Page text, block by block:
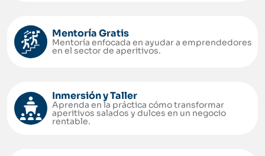
Mentoría Gratis
Mentoría enfocada en ayudar a emprendedores
en el sector de aperitivos.
Inmersión y Taller
Aprenda en la práctica cómo transformar
aperitivos salados y dulces en un negocio
rentable.